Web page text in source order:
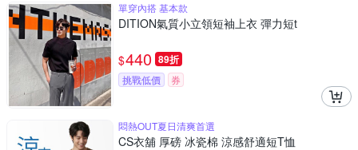
單穿內搭 基本款
DITION氣質小立領短袖上衣 彈力短t
$440 89折
挑戰低價 券
悶熱OUT夏日清爽首選
CS衣舖 厚磅 冰瓷棉 涼感舒適短T恤